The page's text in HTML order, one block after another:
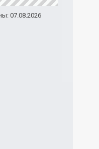
07.08.2026